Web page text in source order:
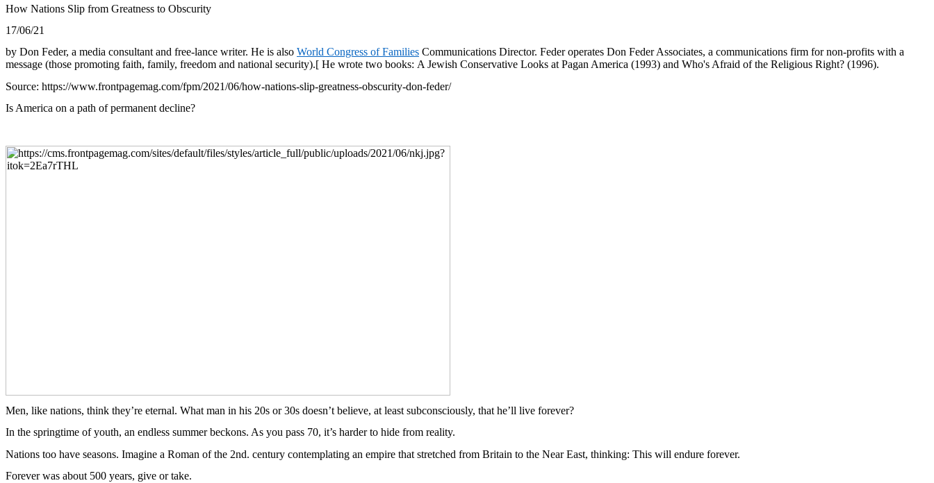
How Nations Slip from Greatness to Obscurity
17/06/21
by Don Feder, a media consultant and free-lance writer. He is also World Congress ofFamilies Communications Director. Feder operates Don FederAssociates, a communications firm for non-profits with a
message (those promoting faith, family, freedom and national security).[ He wrote two books: A Jewish Conservative Looks at Pagan America (1993) and Who's Afraid of the Religious Right? (1996).
Source: https://www.frontpagemag.com/fpm/2021/06/how-nations-slip-greatness-obscurity-don-feder/
Is America on a path of permanent decline?
Men, like nations, think they’re eternal. What man in his 20s or 30s doesn’t believe, at least subconsciously, that he’ll live forever?
In the springtime ofyouth, an endless summer beckons. As you pass 70, it’s harder to hide from reality.
Nations too have seasons. Imagine a Roman of the 2nd. century contemplating an empire that stretched from Britain to the NearEast, thinking: This will endure forever.
Forever was about 500 years, give ortake.